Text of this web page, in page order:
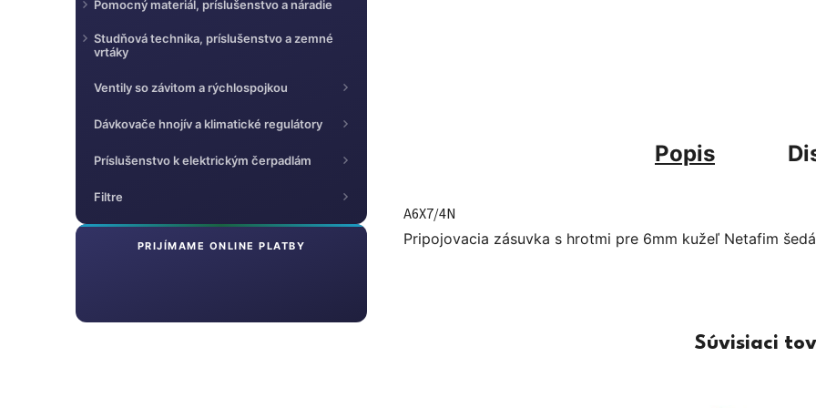
Pomocný materiál, príslušenstvo a náradie
Studňová technika, príslušenstvo a zemné
vrtáky
Ventily so závitom a rýchlospojkou
Dávkovače hnojív a klimatické regulátory
Príslušenstvo k elektrickým čerpadlám
Filtre
PRIJÍMAME ONLINE PLATBY
Popis
A6X7/4N
Pripojovacia zásuvka s hrotmi pre 6mm kužeľ Netafim šedá
Súvisiaci